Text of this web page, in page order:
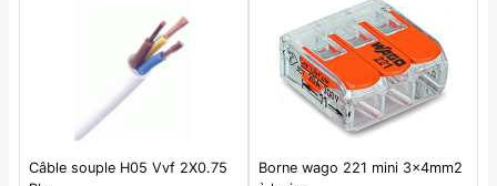
Câble souple H05 Vvf 2X0.75
Borne wago 221 mini 3x4mm2